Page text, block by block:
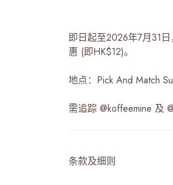
即日起至2026年7月31
惠 (即HK$12)。
地点：Pick And Match
需追踪 @koffeemine 及
条款及细则